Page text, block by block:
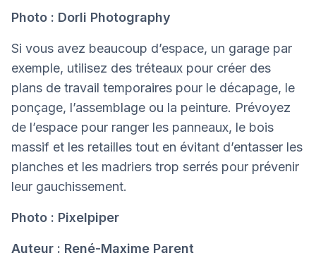
Photo : Dorli Photography
Si vous avez beaucoup d’espace, un garage par
exemple, utilisez des tréteaux pour créer des
plans de travail temporaires pour le décapage, le
ponçage, l’assemblage ou la peinture. Prévoyez
de l’espace pour ranger les panneaux, le bois
massif et les retailles tout en évitant d’entasser les
planches et les madriers trop serrés pour prévenir
leur gauchissement.
Photo : Pixelpiper
Auteur : René-Maxime Parent